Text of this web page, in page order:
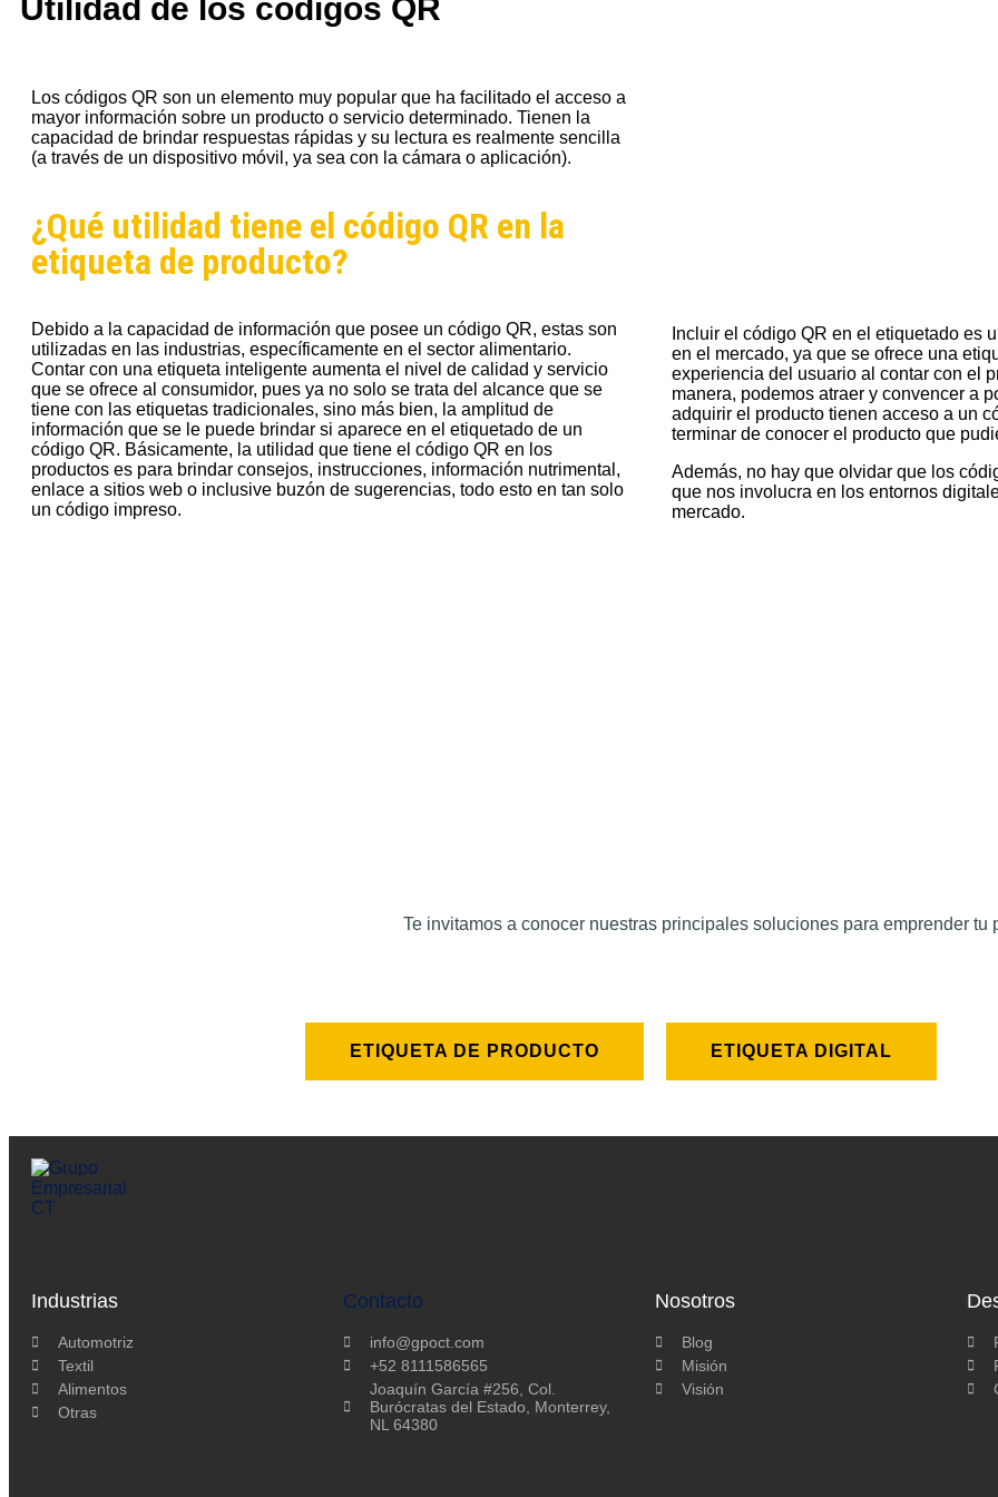
Utilidad de los códigos QR
Los códigos QR son un elemento muy popular que ha facilitado el acceso a
mayor información sobre un producto o servicio determinado. Tienen la
capacidad de brindar respuestas rápidas y su lectura es realmente sencilla
(a través de un dispositivo móvil, ya sea con la cámara o aplicación).
¿Qué utilidad tiene el código QR en la
etiqueta de producto?
Debido a la capacidad de información que posee un código QR, estas son
utilizadas en las industrias, específicamente en el sector alimentario.
Contar con una etiqueta inteligente aumenta el nivel de calidad y servicio
que se ofrece al consumidor, pues ya no solo se trata del alcance que se
tiene con las etiquetas tradicionales, sino más bien, la amplitud de
información que se le puede brindar si aparece en el etiquetado de un
código QR. Básicamente, la utilidad que tiene el código QR en los
productos es para brindar consejos, instrucciones, información nutrimental,
enlace a sitios web o inclusive buzón de sugerencias, todo esto en tan solo
un código impreso.
Incluir el código QR en el etiquetado es
en el mercado, ya que se ofrece una
experiencia del usuario al contar con el
manera, podemos atraer y convencer a
adquirir el producto tienen acceso a un
terminar de conocer el producto que
Además, no hay que olvidar que los
que nos involucra en los entornos
mercado.
Te invitamos a conocer nuestras principales soluciones para emprender tu
ETIQUETA DE PRODUCTO ETIQUETA DIGITAL
Industrias
Automotriz
Textil
Alimentos
Otras
Contacto
info@gpoct.com
+52 8111586565
Joaquín García #256, Col.
Burócratas del Estado, Monterrey,
NL 64380
Nosotros
Blog
Misión
Visión